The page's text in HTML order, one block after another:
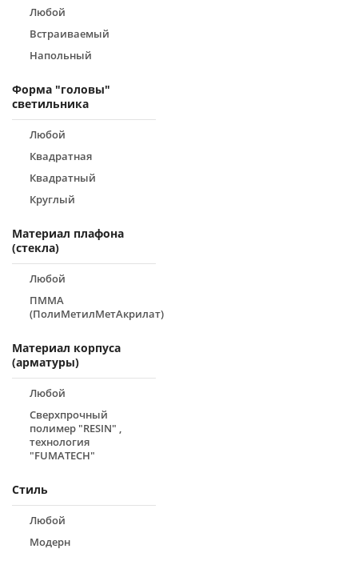
Любой
Встраиваемый
Напольный
Форма "головы"
светильника
Любой
Квадратная
Квадратный
Круглый
Материал плафона
(стекла)
Любой
ПММА
(ПолиМетилМетАкрилат)
Материал корпуса
(арматуры)
Любой
Сверхпрочный
полимер "RESIN" ,
технология
"FUMATECH"
Стиль
Любой
Модерн